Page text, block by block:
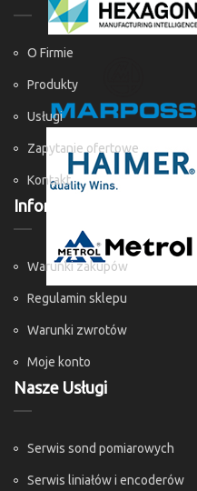
O Firmie
Produkty
Usługi
Zapytanie ofertowe
Kontakt
Informacje
Warunki zakupów
Regulamin sklepu
Warunki zwrotów
Moje konto
Nasze Usługi
Serwis sond pomiarowych
Serwis liniałów i encoderów